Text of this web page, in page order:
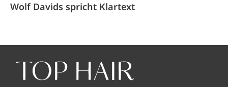
Wolf Davids spricht Klartext